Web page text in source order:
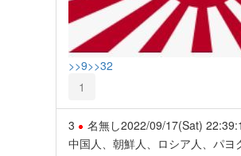
>>9>>32
1
3 名無し2022/09/17(Sat)
中国人、朝鮮人、ロシア人、パ